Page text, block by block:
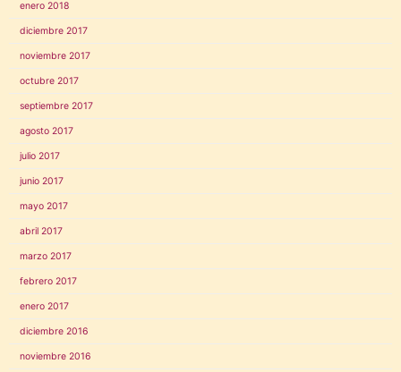
enero 2018
diciembre 2017
noviembre 2017
octubre 2017
septiembre 2017
agosto 2017
julio 2017
junio 2017
mayo 2017
abril 2017
marzo 2017
febrero 2017
enero 2017
diciembre 2016
noviembre 2016